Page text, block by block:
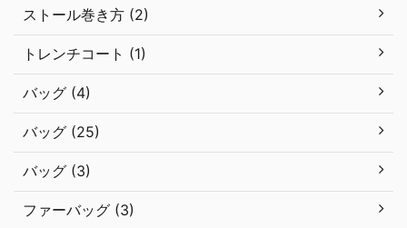
ストール巻き方 (2)
トレンチコート (1)
バッグ (4)
バッグ (25)
バッグ (3)
ファーバッグ (3)